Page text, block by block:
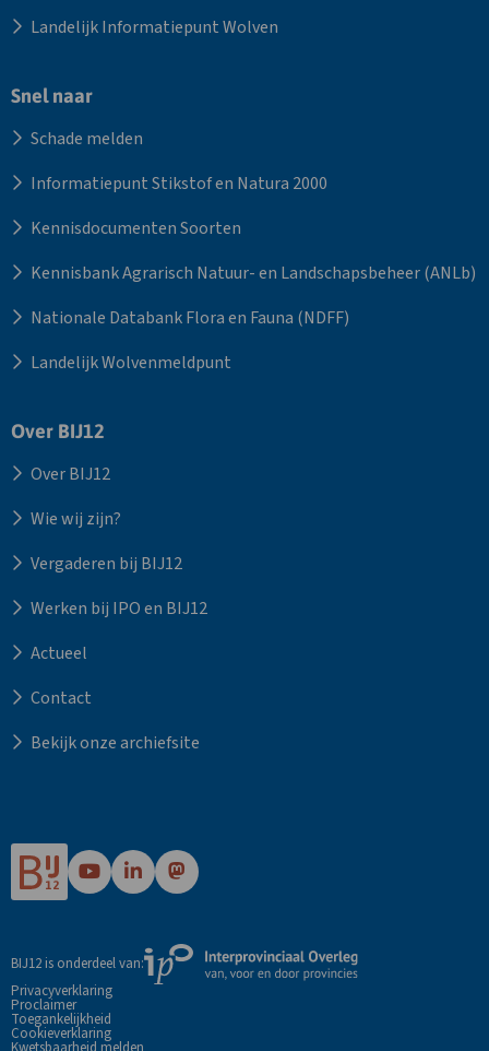
Landelijk Informatiepunt Wolven
Snel naar
Schade melden
Informatiepunt Stikstof en Natura 2000
Kennisdocumenten Soorten
Kennisbank Agrarisch Natuur- en Landschapsbeheer (ANLb)
Nationale Databank Flora en Fauna (NDFF)
Landelijk Wolvenmeldpunt
Over BIJ12
Over BIJ12
Wie wij zijn?
Vergaderen bij BIJ12
Werken bij IPO en BIJ12
Actueel
Contact
Bekijk onze archiefsite
Ga
naar
pagina
Ga
naar
LinkedIn
pagina
Ga
naar
Mastodon
pagina
BIJ12 is onderdeel van:
Externe
link
Privacyverklaring
Proclaimer
Toegankelijkheid
Cookieverklaring